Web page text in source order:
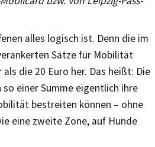
alles logisch ist. Denn die im
Sätze für Mobilität
die 20 Euro her. Das heißt: Die
einer Summe eigentlich ihre
bestreiten können – ohne
eine zweite Zone, auf Hunde